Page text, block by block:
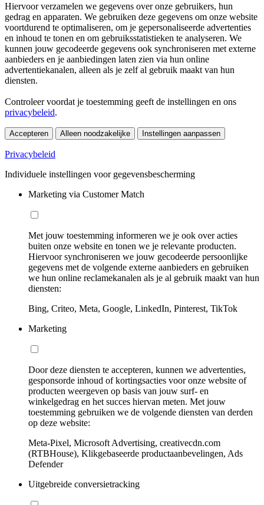
Hiervoor verzamelen we gegevens over onze gebruikers, hun
gedrag en apparaten. We gebruiken deze gegevens om onze website
voortdurend te optimaliseren, om je gepersonaliseerde advertenties
en inhoud te tonen en om gebruiksstatistieken te analyseren. We
kunnen jouw gecodeerde gegevens ook synchroniseren met externe
aanbieders en je aanbiedingen laten zien via hun online
advertentiekanalen, alleen als je zelf al gebruik maakt van hun
diensten.
Controleer voordat je toestemming geeft de instellingen en ons
privacybeleid.
Accepteren Alleen noodzakelijke Instellingen aanpassen
Privacybeleid
Individuele instellingen voor gegevensbescherming
Marketing via Customer Match
Met jouw toestemming informeren we je ook over acties
buiten onze website en tonen we je relevante producten.
Hiervoor synchroniseren we jouw gecodeerde persoonlijke
gegevens met de volgende externe aanbieders en gebruiken
we hun online reclamekanalen als je al gebruik maakt van hun
diensten:
Bing, Criteo, Meta, Google, LinkedIn, Pinterest, TikTok
Marketing
Door deze diensten te accepteren, kunnen we advertenties,
gesponsorde inhoud of kortingsacties voor onze website of
producten weergeven op basis van jouw surf- en
winkelgedrag en het succes hiervan meten. Met jouw
toestemming gebruiken we de volgende diensten van derden
op deze website:
Meta-Pixel, Microsoft Advertising, creativecdn.com
(RTBHouse), Klikgebaseerde productaanbevelingen, Ads
Defender
Uitgebreide conversietracking